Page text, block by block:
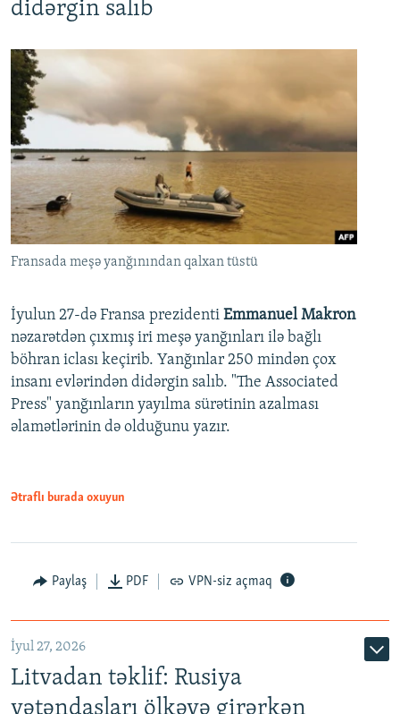
didərgin salıb
Fransada meşə yanğınından qalxan tüstü
İyulun 27-də Fransa prezidenti Emmanuel Makron
nəzarətdən çıxmış iri meşə yanğınları ilə bağlı
böhran iclası keçirib. Yanğınlar 250 mindən çox
insanı evlərindən didərgin salıb. "The Associated
Press" yanğınların yayılma sürətinin azalması
əlamətlərinin də olduğunu yazır.
Ətraflı burada oxuyun
Paylaş PDF VPN-siz açmaq
İyul 27, 2026
Litvadan təklif: Rusiya
vətəndaşları ölkəyə girərkən